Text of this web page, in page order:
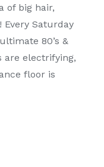
of big hair,
Saturday
80’s &
are electrifying,
floor is